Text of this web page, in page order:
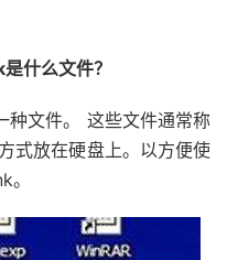
什么文件？
种文件。 这些文件通常称
式放在硬盘上。以方便使